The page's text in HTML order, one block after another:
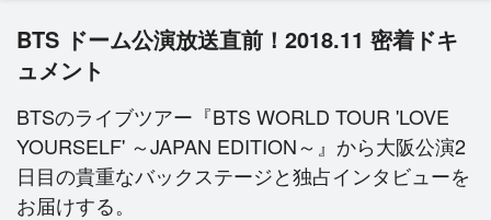
BTS ドーム公演放送直前！2018.11 密着ドキ
ュメント
BTSのライブツアー『BTS WORLD TOUR 'LOVE
YOURSELF' ～JAPAN EDITION～』から大阪公演2
日目の貴重なバックステージと独占インタビューを
お届けする。